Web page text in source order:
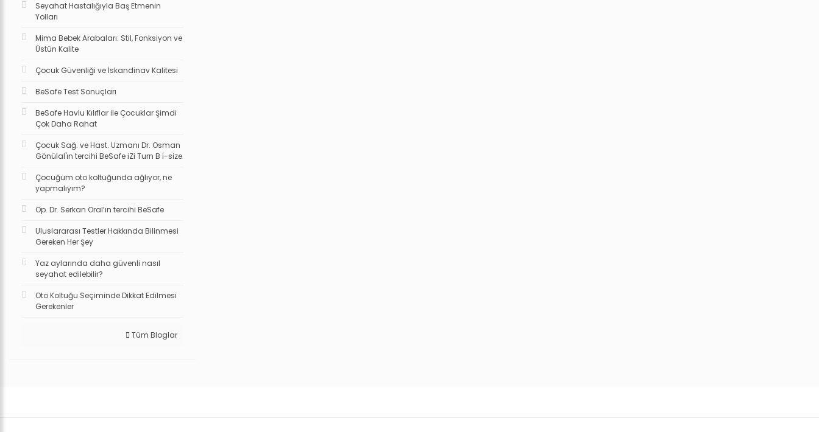
Seyahat Hastalığıyla Baş Etmenin
Yolları
Mima Bebek Arabaları: Stil, Fonksiyon ve
Üstün Kalite
Çocuk Güvenliği ve İskandinav Kalitesi
BeSafe Test Sonuçları
BeSafe Havlu Kılıflar ile Çocuklar Şimdi
Çok Daha Rahat
Çocuk Sağ. ve Hast. Uzmanı Dr. Osman
Gönülal'ın tercihi BeSafe iZi Turn B i-size
Çocuğum oto koltuğunda ağlıyor, ne
yapmalıyım?
Op. Dr. Serkan Oral’ın tercihi BeSafe
Uluslararası Testler Hakkında Bilinmesi
Gereken Her Şey
Yaz aylarında daha güvenli nasıl
seyahat edilebilir?
Oto Koltuğu Seçiminde Dikkat Edilmesi
Gerekenler
Tüm Bloglar